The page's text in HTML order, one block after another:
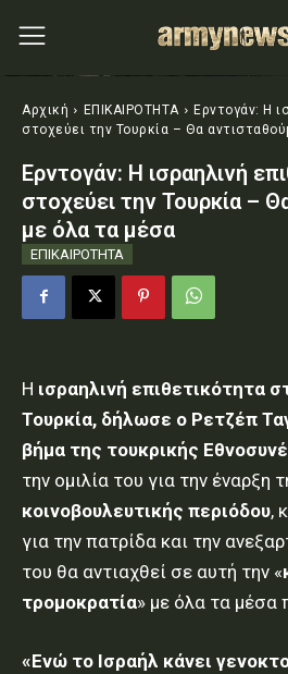
Αρχική ΕΠΙΚΑΙΡΟΤΗΤΑ
Ερντογάν: Η
στοχεύει την Τουρκία – Θα
Ερντογάν: Η ισραηλινή
στοχεύει την Τουρκία –
με όλα τα μέσα
ΕΠΙΚΑΙΡΟΤΗΤΑ
Η ισραηλινή επιθετικότητα
Τουρκία, δήλωσε ο Ρετζέπ
βήμα της τουκρικής
την ομιλία του για την έναρξη
κοινοβουλευτικής περιόδου,
για την πατρίδα και την
του θα αντιαχθεί σε αυτή την «
τρομοκρατία» με όλα τα μέσα
«Ενώ το Ισραήλ κάνει